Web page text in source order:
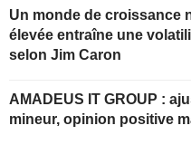
Un monde de croissance
élevée entraîne une
selon Jim Caron
AMADEUS IT GROUP : ajustement
mineur, opinion positive